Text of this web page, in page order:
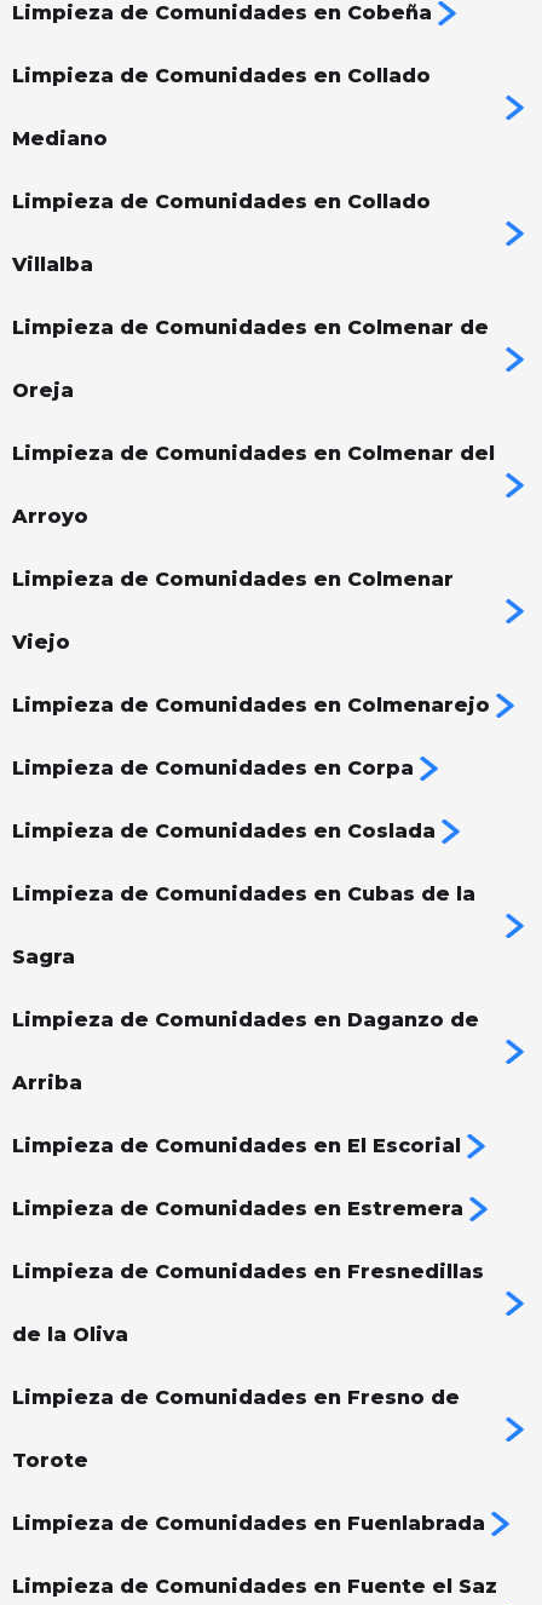
Limpieza de Comunidades en Cobeña
Limpieza de Comunidades en Collado
Mediano
Limpieza de Comunidades en Collado
Villalba
Limpieza de Comunidades en Colmenar de
Oreja
Limpieza de Comunidades en Colmenar del
Arroyo
Limpieza de Comunidades en Colmenar
Viejo
Limpieza de Comunidades en Colmenarejo
Limpieza de Comunidades en Corpa
Limpieza de Comunidades en Coslada
Limpieza de Comunidades en Cubas de la
Sagra
Limpieza de Comunidades en Daganzo de
Arriba
Limpieza de Comunidades en El Escorial
Limpieza de Comunidades en Estremera
Limpieza de Comunidades en Fresnedillas
de la Oliva
Limpieza de Comunidades en Fresno de
Torote
Limpieza de Comunidades en Fuenlabrada
Limpieza de Comunidades en Fuente el Saz